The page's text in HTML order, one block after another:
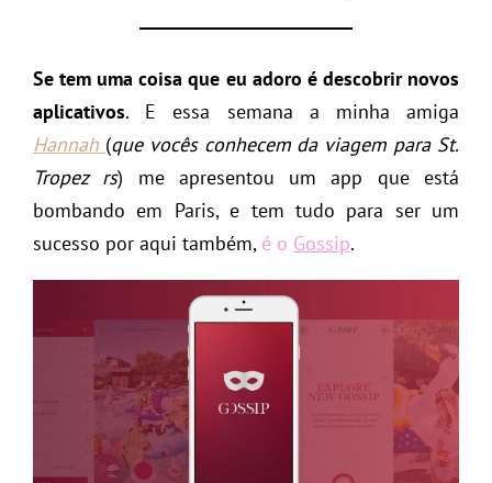
Se tem uma coisa que eu adoro é descobrir novos
aplicativos. E essa semana a minha amiga
Hannah (que vocês conhecem da viagem para St.
Tropez rs) me apresentou um app que está
bombando em Paris, e tem tudo para ser um
sucesso por aqui também, é o Gossip.